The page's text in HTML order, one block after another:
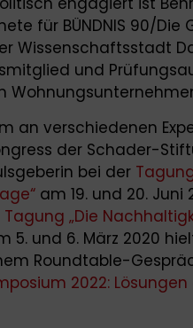
für BÜNDNIS 90/
Wissenschaftsstadt
und
an verschiedenen
der Schader-
bei der
am 19. und 20. Juni
Tagung „Die
5. und 6. März 2020
Roundtable-
2022: